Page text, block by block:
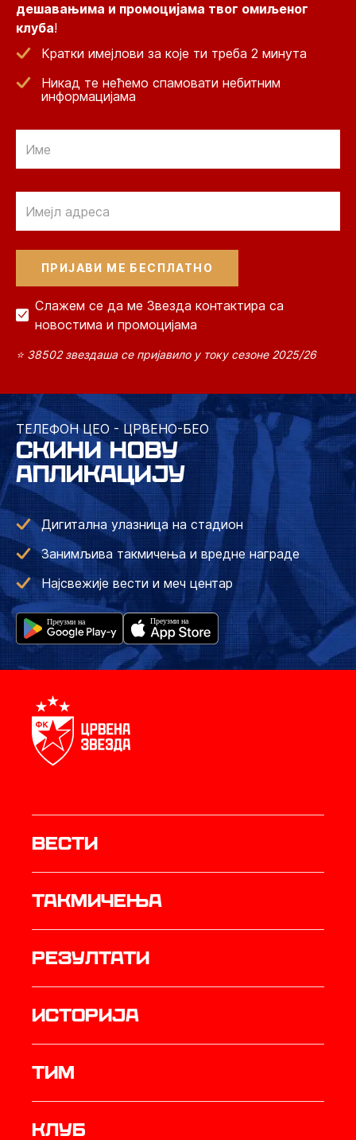
дешавањима и промоцијама твог омиљеног
клуба!
Кратки имејлови за које ти треба 2 минута
Никад те нећемо спамовати небитним
информацијама
Слажем се да ме Звезда контактира са
новостима и промоцијама
⭐ 38502 звездаша се пријавило у току сезоне 2025/26
ТЕЛЕФОН ЦЕО - ЦРВЕНО-БЕО
СКИНИ НОВУ
АПЛИКАЦИЈУ
Дигитална улазница на стадион
Занимљива такмичења и вредне награде
Најсвежије вести и меч центар
Вести
Такмичења
резултати
историја
ТИМ
Клуб